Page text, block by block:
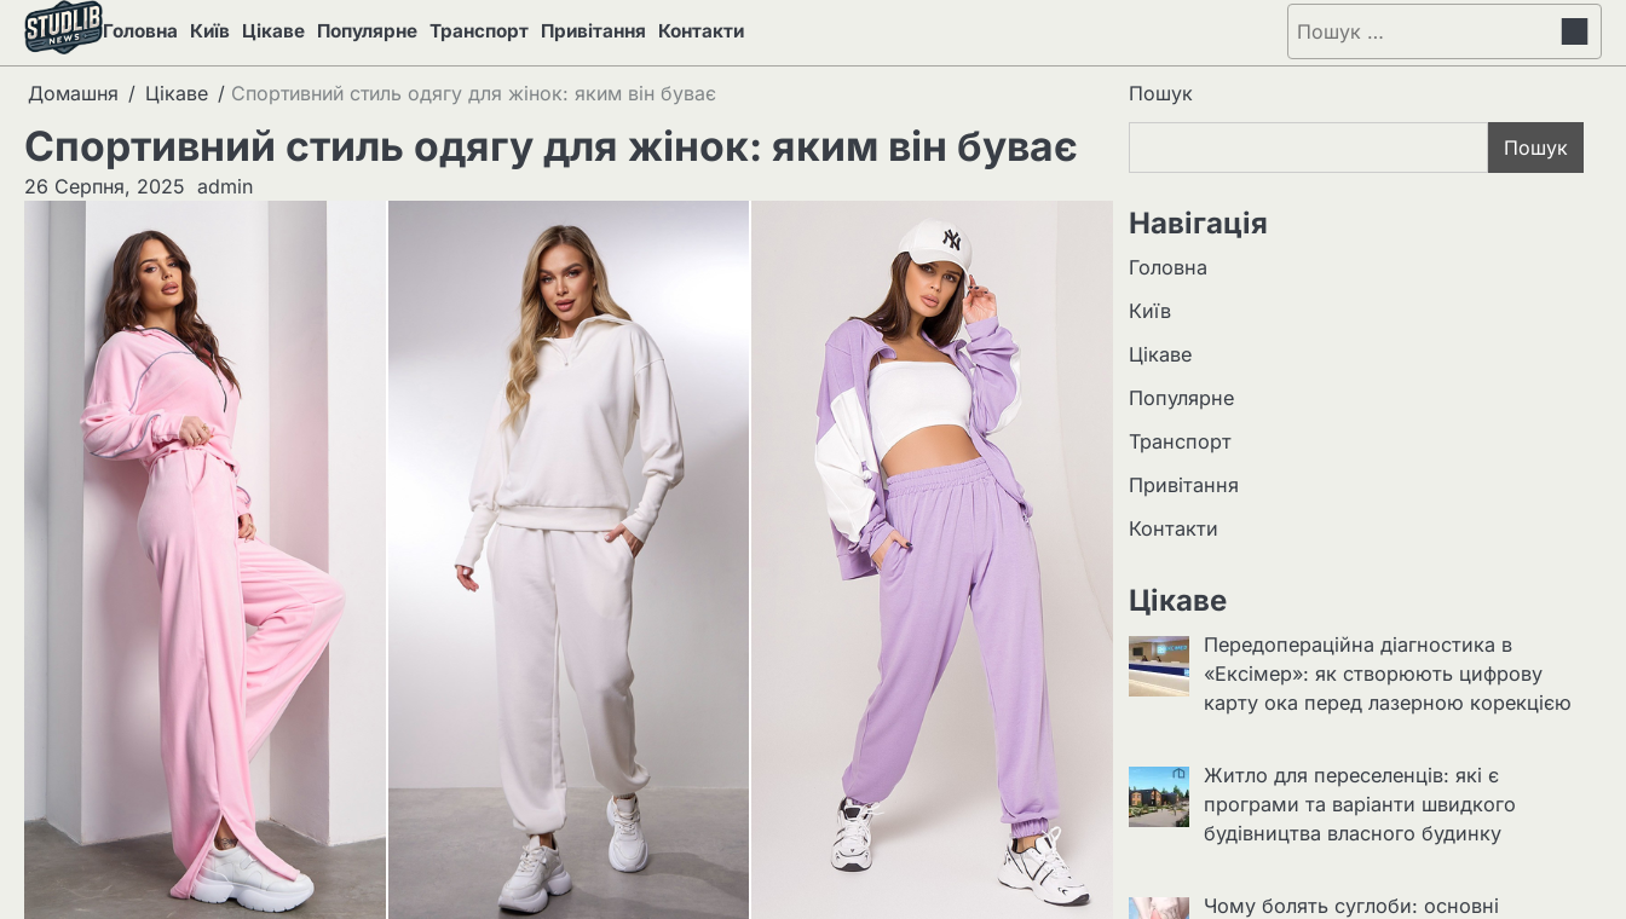
Перейти
вмісту
Головна Київ Цікаве Популярне Транспорт Привітання Контакти Пошук:
Домашня Цікаве Спортивний стиль одягу для жінок: яким він буває
Спортивний стиль одягу для жінок: яким він буває
26 Серпня, 2025 admin
Пошук
Пошук
Навігація
Головна
Київ
Цікаве
Популярне
Транспорт
Привітання
Контакти
Цікаве
Передопераційна діагностика в
«Ексімер»: як створюють цифрову
карту ока перед лазерною корекцією
Житло для переселенців: які є
програми та варіанти швидкого
будівництва власного будинку
Чому болять суглоби: основні